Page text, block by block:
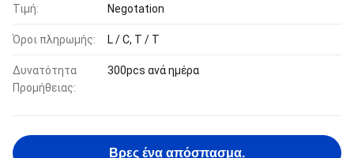
Τιμή: Negotation
Όροι πληρωμής: L / C, T / T
Δυνατότητα
Προμήθειας:
300pcs ανά ημέρα
Βρες ένα απόσπασμα.